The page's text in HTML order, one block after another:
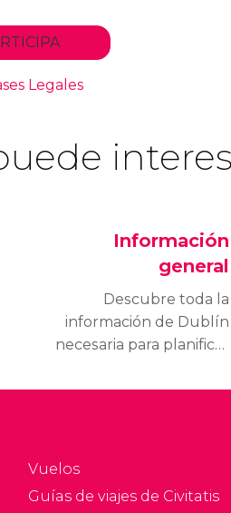
Información
general
Descubre toda la
información de Dublín
necesaria para planificar
cultura, información útil
Vuelos
Guías de viajes de Civitatis